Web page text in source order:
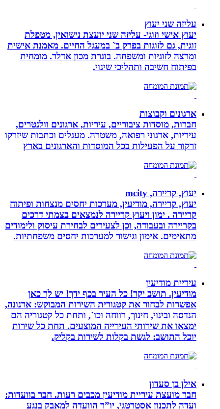
עליזה שני יעוץ
יעוץ אישי וזוגי- עליזה שני יועצת נישואין, מטפלת
זוגית, גם לזוגות בפרק ב` במעגל החיים. מאמנת אישית
ומרצה לזוגיות ומשפחה. בוגרת מכון אדלר. מומחית
בפיתוח חשיבה ותהליכי שינוי.
ארגונים וקבוצות
חברות, מוסדות ציבוריים, עיריות, ארגונים וולנטרים,
עיריות, ארגוני רפואה, משטרה. מעגלים וכתבות שיזרקו
זרקור על הפעילות בכל המוסדות והארגונים בארץ
יעוץ, קריירה, mcity
יעוץ, קריירה, מודיעין, מערכות יחסים מנצחות ופיתוח
קריירה . ימון ויעוץ קריירה לנמצאים בצמתי דרכים
בקריירה ובעבודה, וכן לצעירים לבחירת עיסוק ולימודים
מתאימים. אימון וגישור למערכות יחסים משפחתיות.
עיריית מודיעין
מודיעין. תושב יקר! כל העיר בכף ידך! יש לך כאן
אפשרות לבחור את קטגורית השירות המבוקש: ארנונה,
הנדסה ובינוי, חינוך, רווחה וכו`, ותחת כל קטגוריה הם
ימצאו את שירותי העירייה המוצעים. תחת כל שירות
יוכל התושב: לגשת בקלות לשירות בקליק.
אילן בן סעדון
חבר מועצת עיריית מודיעין מכבים רעות. חבר בוועדות:
ועדה לתכנון אסטרטגי, יו”ר הוועדה למאבק בנגע